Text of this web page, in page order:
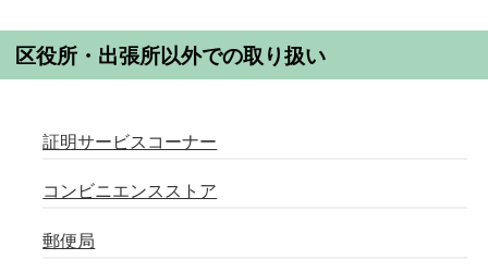
区役所・出張所以外での取り扱い
証明サービスコーナー
コンビニエンスストア
郵便局